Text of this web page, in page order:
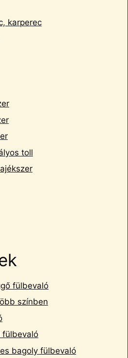
karperec
toll
fülbevaló
színben
fülbevaló
bagoly fülbevaló